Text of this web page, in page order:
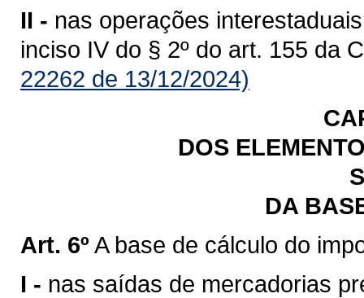
II - nas operações
inciso IV do § 2º do art. 155 da
22262 de 13/12/2024)
DOS
DA
Art. 6º A base de cálculo do
I - nas saídas de mercadorias